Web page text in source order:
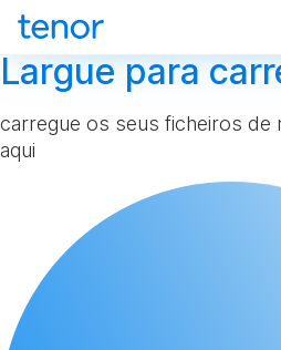
Largue para
carregue os seus ficheiros de
aqui